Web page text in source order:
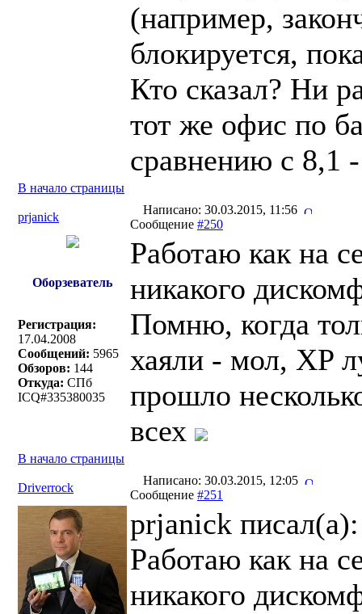
(например,
блокируется,
Кто сказал? Ни
тот же офис по
сравнению с 8,1
В начало страницы
prjanick
Написано: 30.03.2015, 11:56
Сообщение #250
Оборзеватель
Регистрация:
17.04.2008
Сообщений: 5965
Обзоров: 144
Откуда: СПб
ICQ#335380035
Работаю как на
никакого
Помню, когда
хаяли - мол, XP
прошло
всех
В начало страницы
Driverrock
Написано: 30.03.2015, 12:05
Сообщение #251
prjanick писал(a):
Работаю как на
никакого